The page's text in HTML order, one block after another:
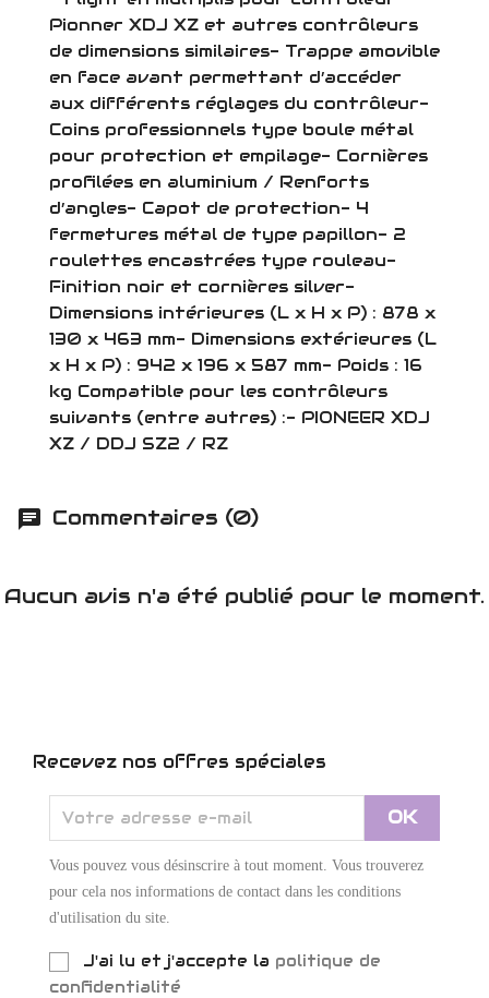
Pionner XDJ XZ et autres contrôleurs
de dimensions similaires- Trappe amovible
en face avant permettant d’accéder
aux différents réglages du contrôleur-
Coins professionnels type boule métal
pour protection et empilage- Cornières
profilées en aluminium / Renforts
d’angles- Capot de protection- 4
fermetures métal de type papillon- 2
roulettes encastrées type rouleau-
Finition noir et cornières silver-
Dimensions intérieures (L x H x P) : 878 x
130 x 463 mm- Dimensions extérieures (L
x H x P) : 942 x 196 x 587 mm- Poids : 16
kg Compatible pour les contrôleurs
suivants (entre autres) :- PIONEER XDJ
XZ / DDJ SZ2 / RZ
Commentaires (0)
Aucun avis n'a été publié pour le moment.
Recevez nos offres spéciales
Vous pouvez vous désinscrire à tout moment. Vous trouverez
pour cela nos informations de contact dans les conditions
d'utilisation du site.
J'ai lu et j'accepte la politique de
confidentialité